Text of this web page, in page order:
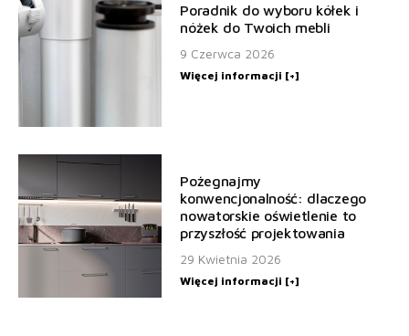
Poradnik do wyboru kółek i
nóżek do Twoich mebli
9 Czerwca 2026
Więcej informacji [+]
Pożegnajmy
konwencjonalność: dlaczego
nowatorskie oświetlenie to
przyszłość projektowania
29 Kwietnia 2026
Więcej informacji [+]